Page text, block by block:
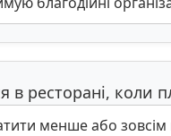
в ресторані, коли
менше або зовсім